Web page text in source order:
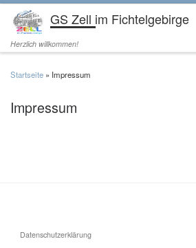
Zum Inhalt springen
GS Zell im Fichtelgebirge
Herzlich willkommen!
Startseite » Impressum
Impressum
Datenschutzerklärung